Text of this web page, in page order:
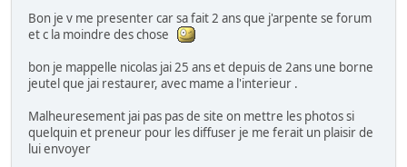
Bon je v me presenter car sa fait 2 ans que j'arpente se forum
et c la moindre des chose
bon je mappelle nicolas jai 25 ans et depuis de 2ans une borne
jeutel que jai restaurer, avec mame a l'interieur .
Malheuresement jai pas pas de site on mettre les photos si
quelquin et preneur pour les diffuser je me ferait un plaisir de
lui envoyer